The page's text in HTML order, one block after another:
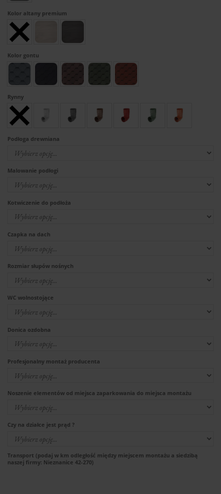
Kolor altany premium
Kolor gontu
Rynny
Podłoga drewniana
Malowanie podłogi
Kotwiczenie do podłoża
Czapka na dach
Rozmiar słupów nośnych
WC wolnostojące
Donica ozdobna
Profesjonalny montaż producenta
Noszenie elementów od miejsca zaparkowania do miejsca montażu
Czy na działce jest prąd ?
Transport (podaj w km odległość między miejscem montażu a siedzibą
naszej firmy: Nieznanice 42-270)